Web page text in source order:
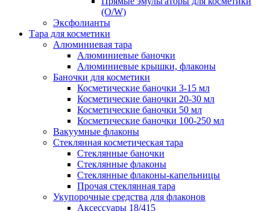
(O/W)
Эксфолианты
Тара для косметики
Алюминиевая тара
Алюминиевые баночки
Алюминиевые крышки, флаконы
Баночки для косметики
Косметические баночки 3-15 мл
Косметические баночки 20-30 мл
Косметические баночки 50 мл
Косметические баночки 100-250 мл
Вакуумные флаконы
Стеклянная косметическая тара
Стеклянные баночки
Стеклянные флаконы
Стеклянные флаконы-капельницы
Прочая стеклянная тара
Укупорочные средства для флаконов
Аксессуары 18/415